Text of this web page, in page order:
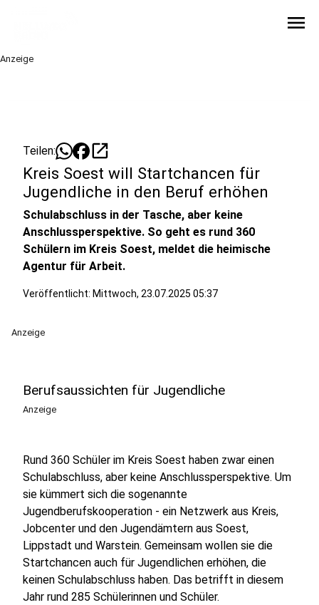
menu
Anzeige
Teilen: open_in_new
Kreis Soest will Startchancen für
Jugendliche in den Beruf erhöhen
Schulabschluss in der Tasche, aber keine
Anschlussperspektive. So geht es rund 360
Schülern im Kreis Soest, meldet die heimische
Agentur für Arbeit.
Veröffentlicht: Mittwoch, 23.07.2025 05:37
Anzeige
Berufsaussichten für Jugendliche
Anzeige
Rund 360 Schüler im Kreis Soest haben zwar einen
Schulabschluss, aber keine Anschlussperspektive. Um
sie kümmert sich die sogenannte
Jugendberufskooperation - ein Netzwerk aus Kreis,
Jobcenter und den Jugendämtern aus Soest,
Lippstadt und Warstein. Gemeinsam wollen sie die
Startchancen auch für Jugendlichen erhöhen, die
keinen Schulabschluss haben. Das betrifft in diesem
Jahr rund 285 Schülerinnen und Schüler.